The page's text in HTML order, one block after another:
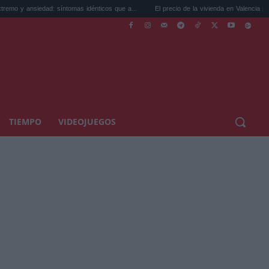
idénticos que a... El precio de la vivienda en Valencia sube a 3.485 ...
TIEMPO VIDEOJUEGOS